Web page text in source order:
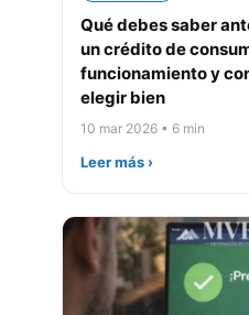
Qué debes saber
un crédito de
funcionamiento y
elegir bien
10 mar 2026 • 6 min
Leer más ›